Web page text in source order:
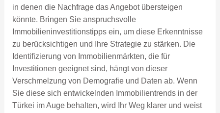
in denen die Nachfrage das Angebot übersteigen
könnte. Bringen Sie anspruchsvolle
Immobilieninvestitionstipps ein, um diese Erkenntnisse
zu berücksichtigen und Ihre Strategie zu stärken. Die
Identifizierung von Immobilienmärkten, die für
Investitionen geeignet sind, hängt von dieser
Verschmelzung von Demografie und Daten ab. Wenn
Sie diese sich entwickelnden Immobilientrends in der
Türkei im Auge behalten, wird Ihr Weg klarer und weist